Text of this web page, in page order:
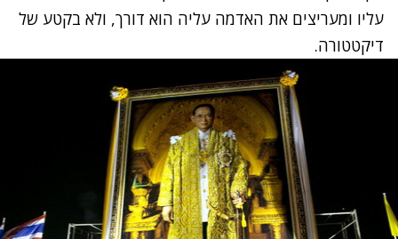
עליו ומעריצים את האדמה עליה הוא דורך, ולא בקטע של
דיקטטורה.